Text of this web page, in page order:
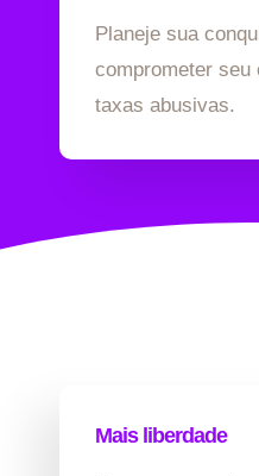
Planeje sua
comprometer seu
taxas abusivas.
Mais liberdade